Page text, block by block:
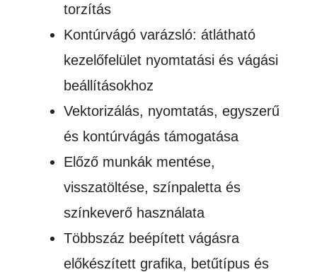
torzítás
Kontúrvágó varázsló: átlátható
kezelőfelület nyomtatási és vágási
beállításokhoz
Vektorizálás, nyomtatás, egyszerű
és kontúrvágás támogatása
Előző munkák mentése,
visszatöltése, színpaletta és
színkeverő használata
Többszáz beépített vágásra
előkészített grafika, betűtípus és